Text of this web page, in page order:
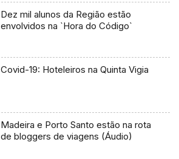
Dez mil alunos da Região estão
envolvidos na `Hora do Código`
Covid-19: Hoteleiros na Quinta Vigia
Madeira e Porto Santo estão na rota
de bloggers de viagens (Áudio)